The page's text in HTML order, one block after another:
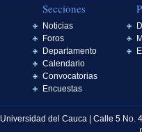
Secciones
Noticias
Foros
Departamento
Calendario
Convocatorias
Encuestas
Universidad del Cauca | Calle 5 No.